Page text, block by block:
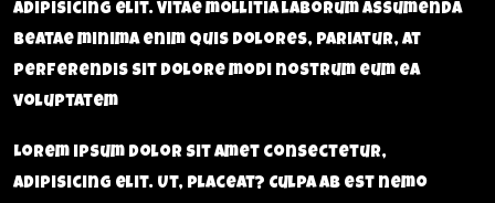
adipisicing elit. Vitae mollitia laborum assumenda
beatae minima enim quis dolores, pariatur, at
perferendis sit dolore modi nostrum eum ea
voluptatem
Lorem ipsum dolor sit amet consectetur,
adipisicing elit. Ut, placeat? Culpa ab est nemo